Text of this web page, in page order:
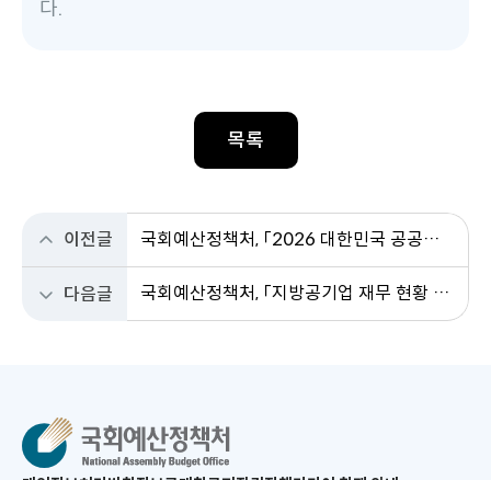
다.
목록
이전글 국회예산정책처, 「2026 대한민국 공공기관」 발간
다음글 국회예산정책처, 「지방공기업 재무 현황 분석」 발간